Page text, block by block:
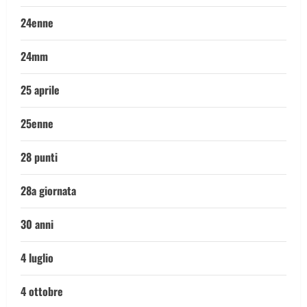
24enne
24mm
25 aprile
25enne
28 punti
28a giornata
30 anni
4 luglio
4 ottobre